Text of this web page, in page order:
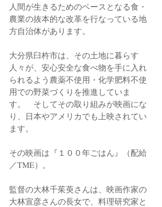
人間が生きるためのベースとなる食・
農業の抜本的な改革を行なっている地
方自治体があります。
大分県臼杵市は、その土地に暮らす
人々が、安心安全な食べ物を手に入れ
られるよう農薬不使用・化学肥料不使
用での野菜づくりを推進していま
す。　そしてその取り組みが映画にな
り、日本やアメリカでも上映されてい
ます。
その映画は『１００年ごはん』（配給
／TME）。
監督の大林千茱萸さんは、映画作家の
大林宣彦さんの長女で、料理研究家と